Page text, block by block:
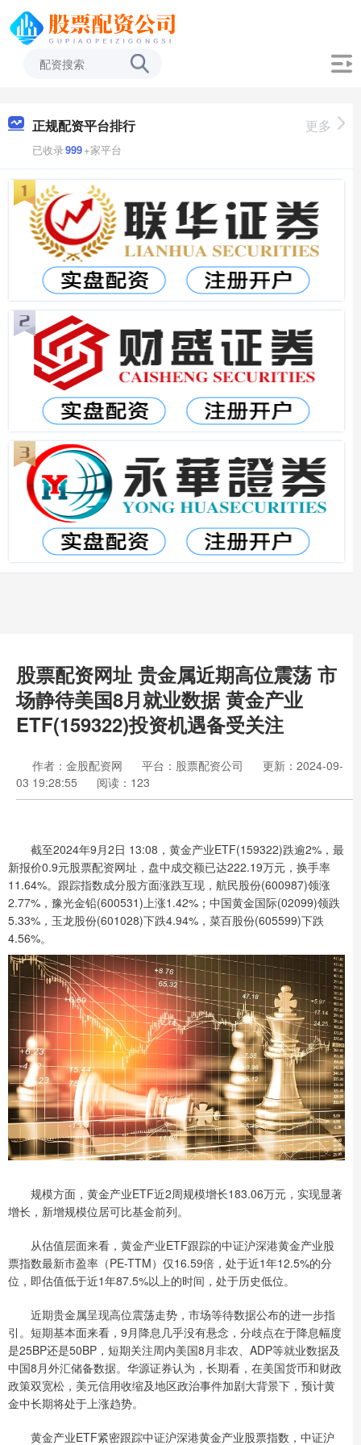
正规配资平台排行
已收录999+家平台
更多
股票配资网址 贵金属近期高位震荡 市
场静待美国8月就业数据 黄金产业
ETF(159322)投资机遇备受关注
作者：金股配资网 平台：股票配资公司
更新：2024-09-
03 19:28:55
阅读：123
截至2024年9月2日 13:08，黄金产业ETF(159322)跌逾2%，最
新报价0.9元股票配资网址，盘中成交额已达222.19万元，换手率
11.64%。跟踪指数成分股方面涨跌互现，航民股份(600987)领涨
2.77%，豫光金铅(600531)上涨1.42%；中国黄金国际(02099)领跌
5.33%，玉龙股份(601028)下跌4.94%，菜百股份(605599)下跌
4.56%。
规模方面，黄金产业ETF近2周规模增长183.06万元，实现显著
增长，新增规模位居可比基金前列。
从估值层面来看，黄金产业ETF跟踪的中证沪深港黄金产业股
票指数最新市盈率（PE-TTM）仅16.59倍，处于近1年12.5%的分
位，即估值低于近1年87.5%以上的时间，处于历史低位。
近期贵金属呈现高位震荡走势，市场等待数据公布的进一步指
引。短期基本面来看，9月降息几乎没有悬念，分歧点在于降息幅度
是25BP还是50BP，短期关注周内美国8月非农、ADP等就业数据及
中国8月外汇储备数据。华源证券认为，长期看，在美国货币和财政
政策双宽松，美元信用收缩及地区政治事件加剧大背景下，预计黄
金中长期将处于上涨趋势。
黄金产业ETF紧密跟踪中证沪深港黄金产业股票指数，中证沪